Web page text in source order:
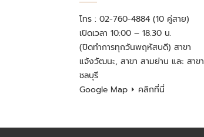
โทร : 02-760-4884 (10 คู่สาย)
เปิดเวลา 10:00 – 18.30 น.
(ปิดทำการทุกวันพฤหัสบดี) สาขา
แจ้งวัฒนะ, สาขา สามย่าน และ สาขา
ชลบุรี
Google Map ⏵ คลิกที่นี่